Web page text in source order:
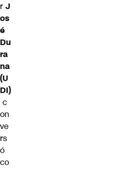
r J
os
é
Du
ra
na
(U
DI)
c
on
ve
rs
ó
co